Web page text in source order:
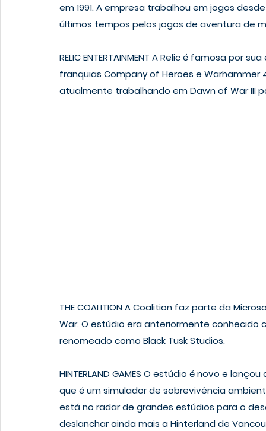
em 1991. A empresa trabalhou em jogos
últimos tempos pelos jogos de aventura de
RELIC ENTERTAINMENT A Relic é famosa por
franquias Company of Heroes e Warhammer
atualmente trabalhando em Dawn of War III
THE COALITION A Coalition faz parte da
War. O estúdio era anteriormente
renomeado como Black Tusk Studios.
HINTERLAND GAMES O estúdio é novo e lançou
que é um simulador de sobrevivência
está no radar de grandes estúdios para o
deslanchar ainda mais a Hinterland de